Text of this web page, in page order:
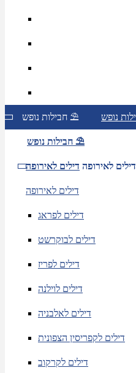
חבילות נופש ⛱
חבילות נופש ⛱
דילים לאירופה דילים לאירופה
דילים לאירופה
דילים לפראג
דילים לבוקרשט
דילים לפריז
דילים לוילנה
דילים לאלבניה
דילים לקפריסין הצפונית
דילים לקרקוב